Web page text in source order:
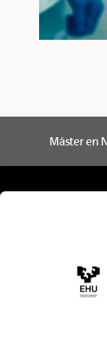
Máster en